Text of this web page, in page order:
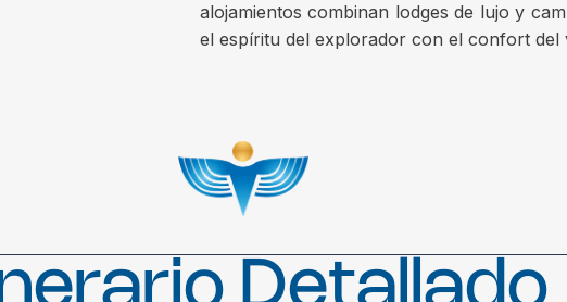
alojamientos combinan lodges de lujo y
el espíritu del explorador con el confort del